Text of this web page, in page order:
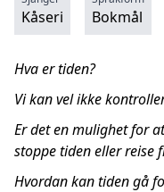
Kåseri Bokmål
Hva er tiden?
Vi kan vel ikke
Er det en mulighet for
stoppe tiden eller reise
Hvordan kan tiden gå